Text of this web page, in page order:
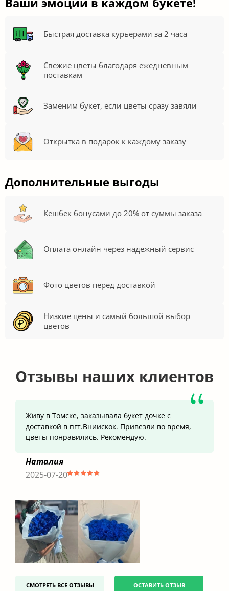
Быстрая доставка курьерами за 2 часа
Свежие цветы благодаря ежедневным
поставкам
Заменим букет, если цветы сразу завяли
Открытка в подарок к каждому заказу
Дополнительные выгоды
Кешбек бонусами до 20% от суммы заказа
Оплата онлайн через надежный сервис
Фото цветов перед доставкой
Низкие цены и самый большой выбор
цветов
Отзывы наших клиентов
Живу в Томске, заказывала букет дочке с
доставкой в пгт.Вниискок. Привезли во время,
цветы понравились. Рекомендую.
Наталия
2025-07-20
СМОТРЕТЬ ВСЕ ОТЗЫВЫ ОСТАВИТЬ ОТЗЫВ